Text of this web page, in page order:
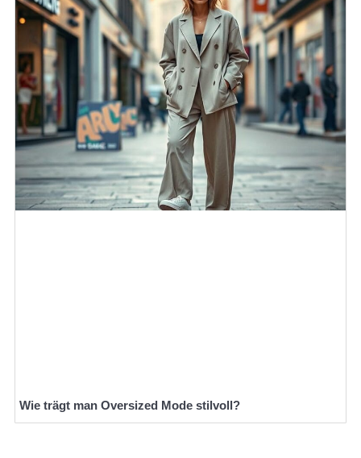
Wie trägt man Oversized Mode stilvoll?